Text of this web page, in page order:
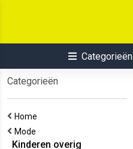
Categorieën
Categorieën
Home
Mode
Kinderen overig